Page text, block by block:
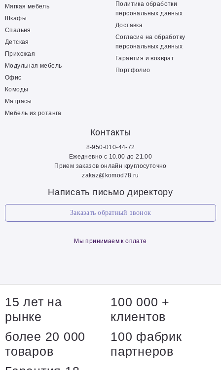
Мягкая мебель
Шкафы
Спальня
Детская
Прихожая
Модульная мебель
Офис
Комоды
Матрасы
Мебель из ротанга
Политика обработки
персональных данных
Доставка
Согласие на обработку
персональных данных
Гарантия и возврат
Портфолио
Контакты
8-950-010-44-72
Ежедневно с 10.00 до 21.00
Прием заказов онлайн круглосуточно
zakaz@komod78.ru
Написать письмо директору
Заказать обратный звонок
Мы принимаем к оплате
15 лет на
рынке
100 000 +
клиентов
более 20 000
товаров
100 фабрик
партнеров